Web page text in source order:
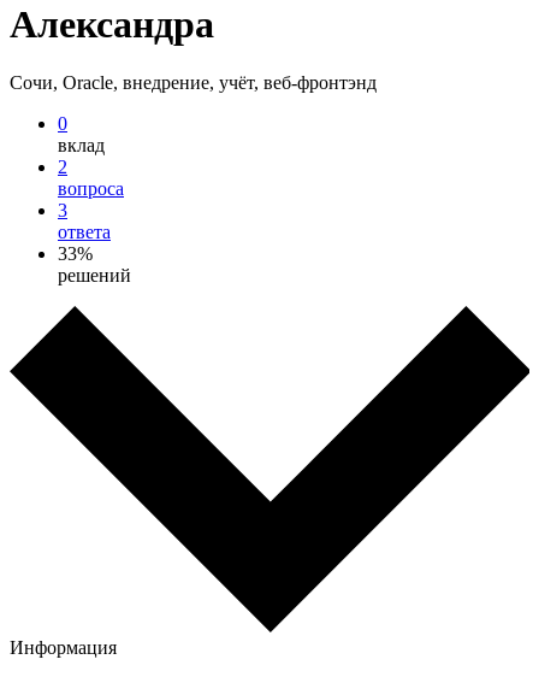
Александра
Сочи, Oracle, внедрение, учёт, веб-фронтэнд
0
вклад
2
вопроса
3
ответа
33%
решений
Информация